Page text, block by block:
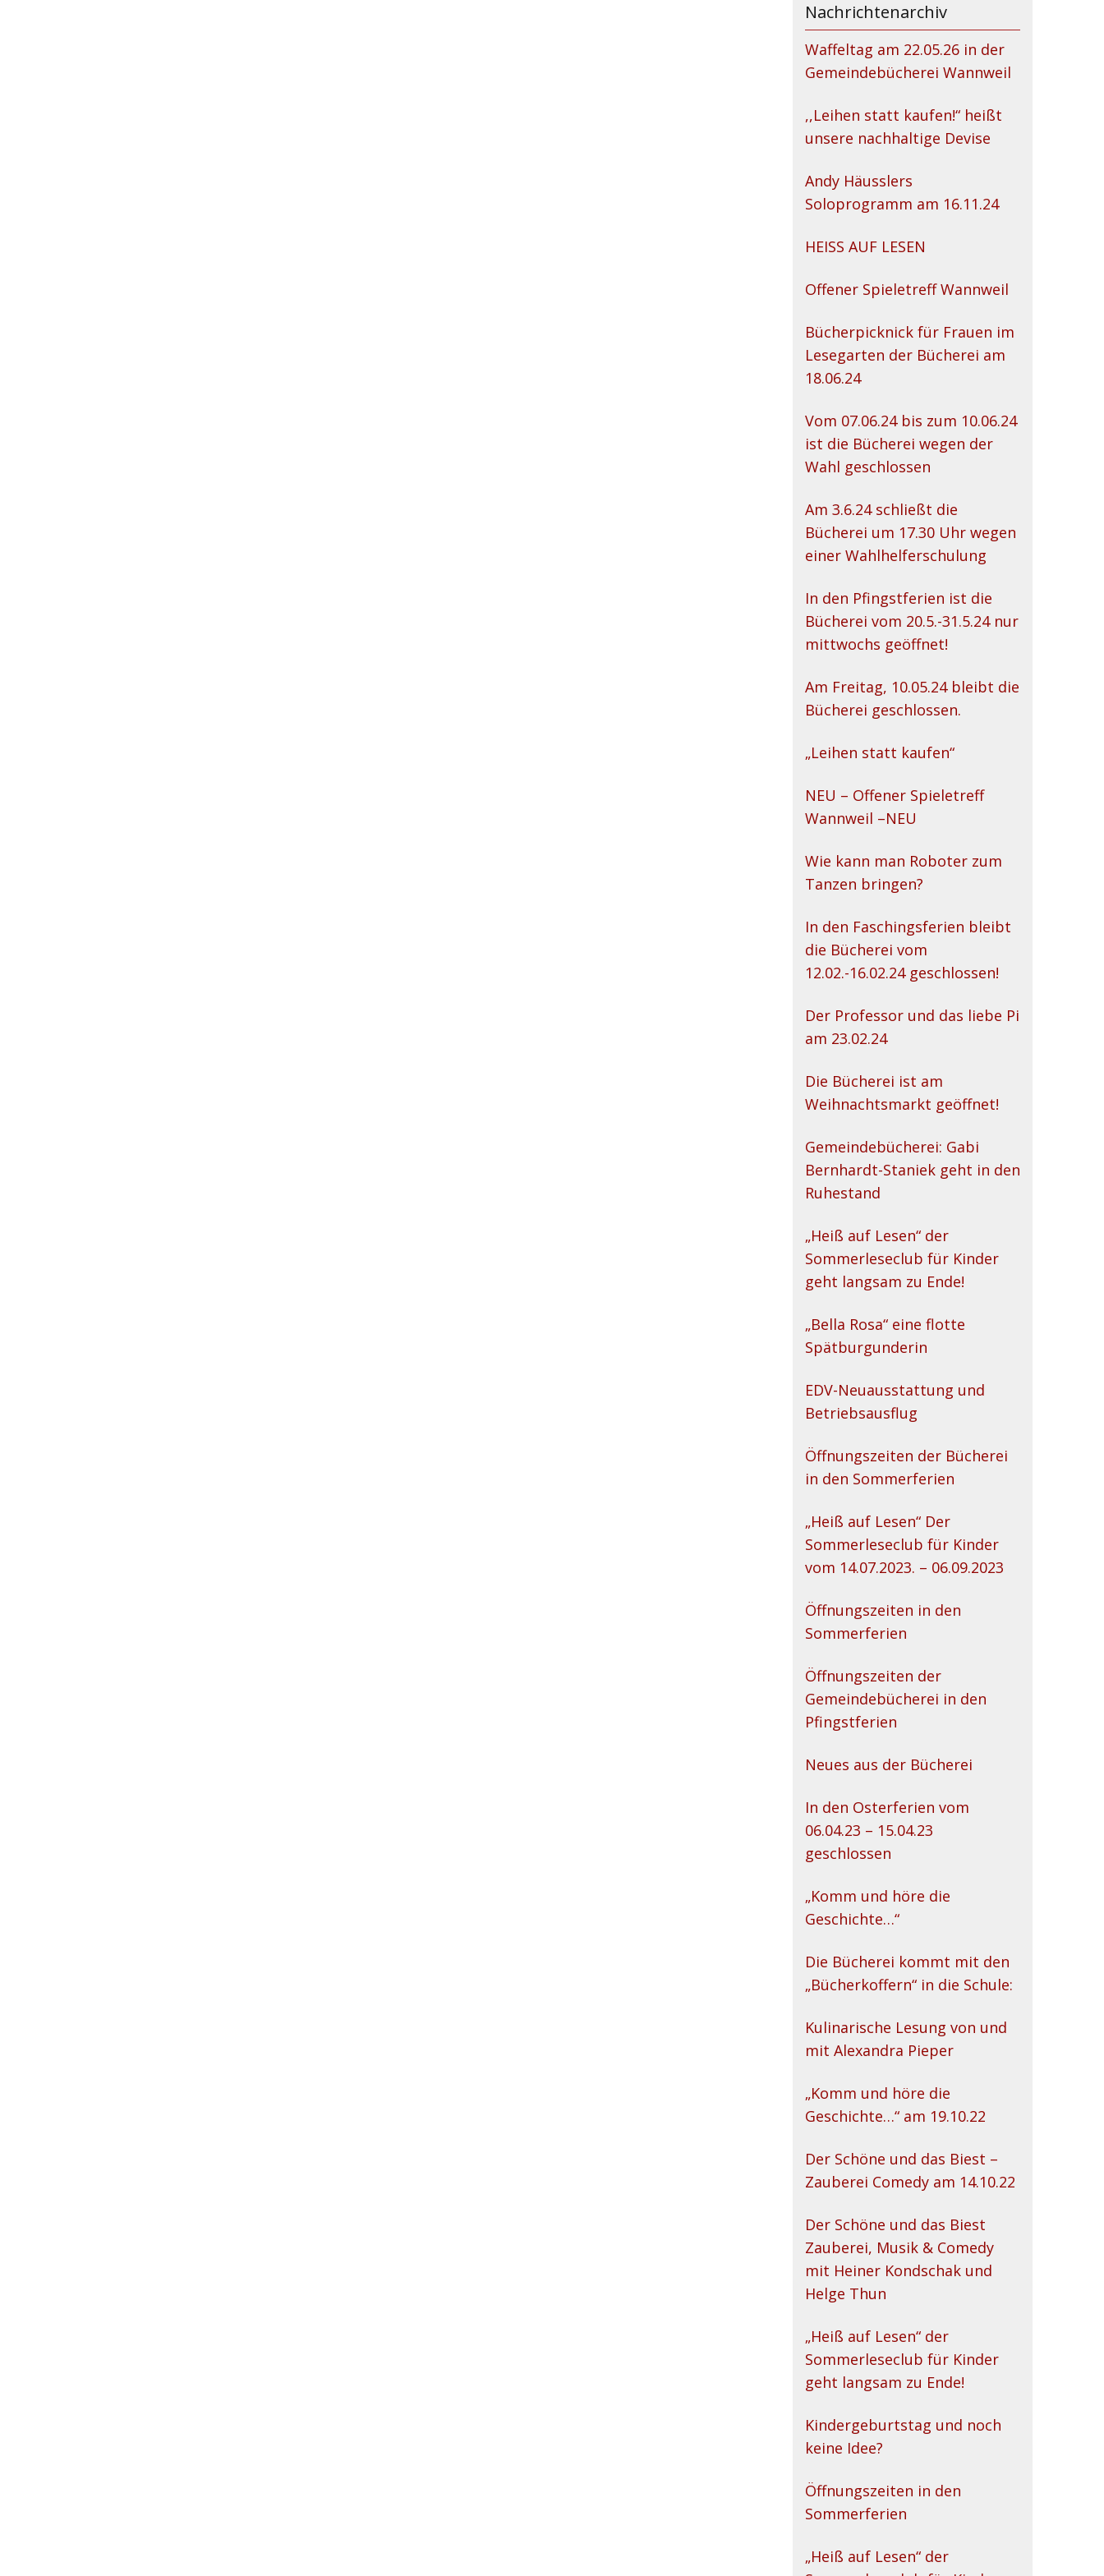
Nachrichtenarchiv
Waffeltag am 22.05.26 in der
Gemeindebücherei Wannweil
,,Leihen statt kaufen!“ heißt
unsere nachhaltige Devise
Andy Häusslers
Soloprogramm am 16.11.24
HEISS AUF LESEN
Offener Spieletreff Wannweil
Bücherpicknick für Frauen im
Lesegarten der Bücherei am
18.06.24
Vom 07.06.24 bis zum 10.06.24
ist die Bücherei wegen der
Wahl geschlossen
Am 3.6.24 schließt die
Bücherei um 17.30 Uhr wegen
einer Wahlhelferschulung
In den Pfingstferien ist die
Bücherei vom 20.5.-31.5.24 nur
mittwochs geöffnet!
Am Freitag, 10.05.24 bleibt die
Bücherei geschlossen.
„Leihen statt kaufen“
NEU – Offener Spieletreff
Wannweil –NEU
Wie kann man Roboter zum
Tanzen bringen?
In den Faschingsferien bleibt
die Bücherei vom
12.02.-16.02.24 geschlossen!
Der Professor und das liebe Pi
am 23.02.24
Die Bücherei ist am
Weihnachtsmarkt geöffnet!
Gemeindebücherei: Gabi
Bernhardt-Staniek geht in den
Ruhestand
„Heiß auf Lesen“ der
Sommerleseclub für Kinder
geht langsam zu Ende!
„Bella Rosa“ eine flotte
Spätburgunderin
EDV-Neuausstattung und
Betriebsausflug
Öffnungszeiten der Bücherei
in den Sommerferien
„Heiß auf Lesen“ Der
Sommerleseclub für Kinder
vom 14.07.2023. – 06.09.2023
Öffnungszeiten in den
Sommerferien
Öffnungszeiten der
Gemeindebücherei in den
Pfingstferien
Neues aus der Bücherei
In den Osterferien vom
06.04.23 – 15.04.23
geschlossen
„Komm und höre die
Geschichte…“
Die Bücherei kommt mit den
„Bücherkoffern“ in die Schule:
Kulinarische Lesung von und
mit Alexandra Pieper
„Komm und höre die
Geschichte…“ am 19.10.22
Der Schöne und das Biest –
Zauberei Comedy am 14.10.22
Der Schöne und das Biest
Zauberei, Musik & Comedy
mit Heiner Kondschak und
Helge Thun
„Heiß auf Lesen“ der
Sommerleseclub für Kinder
geht langsam zu Ende!
Kindergeburtstag und noch
keine Idee?
Öffnungszeiten in den
Sommerferien
„Heiß auf Lesen“ der